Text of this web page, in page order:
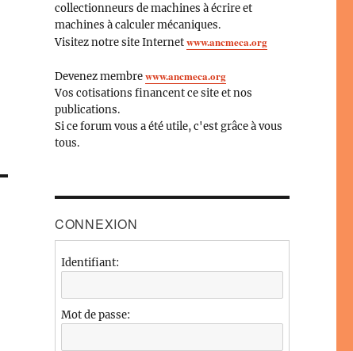
collectionneurs de machines à écrire et
machines à calculer mécaniques.
Visitez notre site Internetwww.ancmeca.org
Devenez membrewww.ancmeca.org
Vos cotisations financent ce site et nos
publications.
Si ce forum vous a été utile, c'est grâce à vous
tous.
CONNEXION
Identifiant:
Mot de passe: